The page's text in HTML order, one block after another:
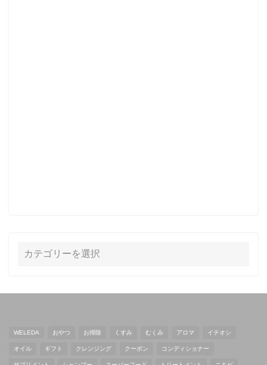
WELEDA おやつ お掃除 くすみ むくみ アロマ イチオシ
オイル ギフト クレンジング クーポン コンディショナー